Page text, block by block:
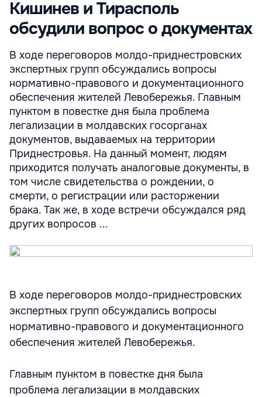
Кишинев и Тирасполь
обсудили вопрос о документах
В ходе переговоров молдо-приднестровских
экспертных групп обсуждались вопросы
нормативно-правового и документационного
обеспечения жителей Левобережья. Главным
пунктом в повестке дня была проблема
легализации в молдавских госорганах
документов, выдаваемых на территории
Приднестровья. На данный момент, людям
приходится получать аналоговые документы, в
том числе свидетельства о рождении, о
смерти, о регистрации или расторжении
брака. Так же, в ходе встречи обсуждался ряд
других вопросов ...
В ходе переговоров молдо-приднестровских
экспертных групп обсуждались вопросы
нормативно-правового и документационного
обеспечения жителей Левобережья.
Главным пунктом в повестке дня была
проблема легализации в молдавских